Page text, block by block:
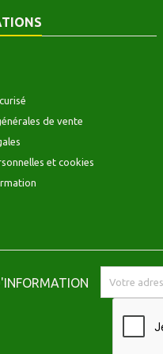
de vente
et cookies